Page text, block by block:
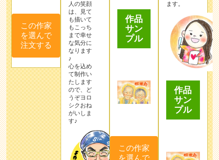
この作家
を選んで
注文する
人の笑顔
は、見て
も描いて
もこっち
まで幸せ
な気分に
なります
♪
心を込め
て制作い
たします
ので、ど
うぞヨロ
シクおね
がいしま
す♪
サン
プル
を選んで
注文する
ます。
作品
サン
プル